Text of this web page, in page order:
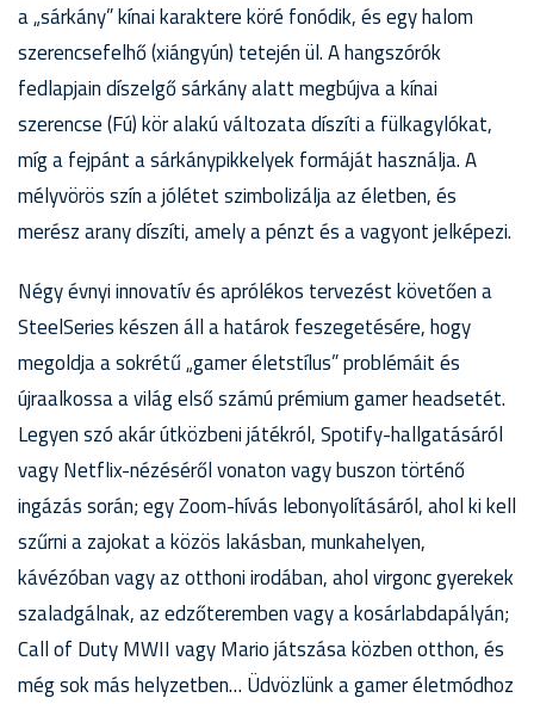
a „sárkány” kínai karaktere köré fonódik, és egy halom
szerencsefelhő (xiángyún) tetején ül. A hangszórók
fedlapjain díszelgő sárkány alatt megbújva a kínai
szerencse (Fú) kör alakú változata díszíti a fülkagylókat,
míg a fejpánt a sárkánypikkelyek formáját használja. A
mélyvörös szín a jólétet szimbolizálja az életben, és
merész arany díszíti, amely a pénzt és a vagyont jelképezi.
Négy évnyi innovatív és aprólékos tervezést követően a
SteelSeries készen áll a határok feszegetésére, hogy
megoldja a sokrétű „gamer életstílus” problémáit és
újraalkossa a világ első számú prémium gamer headsetét.
Legyen szó akár útközbeni játékról, Spotify-hallgatásáról
vagy Netflix-nézéséről vonaton vagy buszon történő
ingázás során; egy Zoom-hívás lebonyolításáról, ahol ki kell
szűrni a zajokat a közös lakásban, munkahelyen,
kávézóban vagy az otthoni irodában, ahol virgonc gyerekek
szaladgálnak, az edzőteremben vagy a kosárlabdapályán;
Call of Duty MWII vagy Mario játszása közben otthon, és
még sok más helyzetben… Üdvözlünk a gamer életmódhoz